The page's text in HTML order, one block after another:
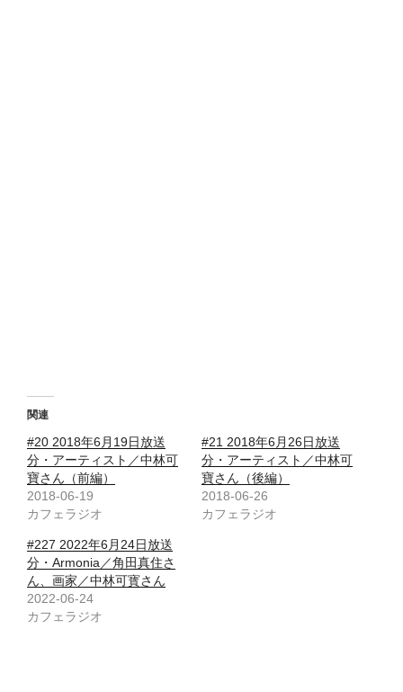
関連
#20 2018年6月19日放送
分・アーティスト／中林可
寶さん（前編）
2018-06-19
カフェラジオ
#21 2018年6月26日放送
分・アーティスト／中林可
寶さん（後編）
2018-06-26
カフェラジオ
#227 2022年6月24日放送
分・Armonia／角田真住さ
ん、画家／中林可寳さん
2022-06-24
カフェラジオ